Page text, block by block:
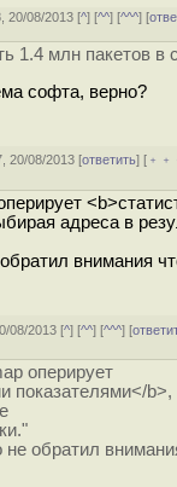
20/08/2013 [^] [^^] [^^^] [
1.4 млн пакетов в
софта, верно?
20/08/2013 [ответить] [
адреса в
внимания
08/2013 [^] [^^] [^^^] [
оперирует
показателями</
обратил